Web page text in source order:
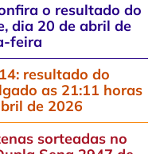
o resultado do
dia 20 de abril de
feira
resultado do
as 21:11 horas
de 2026
sorteadas no